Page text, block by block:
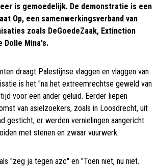
is gemoedelijk. De demonstratie is een
Op, een samenwerkingsverband van
zoals DeGoedeZaak, Extinction
Dolle Mina's.
draagt Palestijnse vlaggen en vlaggen van
is het "na het extreemrechtse geweld van
voor een ander geluid. Eerder liepen
van asielzoekers, zoals in Loosdrecht, uit
gesticht, er werden vernielingen aangericht
met stenen en zwaar vuurwerk.
"zeg ja tegen azc" en "Toen niet, nu niet.